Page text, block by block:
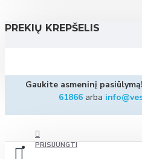
PREKIŲ KREPŠELIS
Gaukite asmeninį pasiūlymą!
61866arba
PRISIJUNGTI